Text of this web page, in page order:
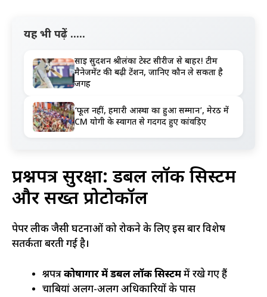
यह भी पढ़ें .....
साई सुदर्शन श्रीलंका टेस्ट सीरीज से बाहर! टीम
मैनेजमेंट की बढ़ी टेंशन, जानिए कौन ले सकता है
जगह
‘फूल नहीं, हमारी आस्था का हुआ सम्मान’, मेरठ में
CM योगी के स्वागत से गदगद हुए कांवड़िए
प्रश्नपत्र सुरक्षा: डबल लॉक सिस्टम
और सख्त प्रोटोकॉल
पेपर लीक जैसी घटनाओं को रोकने के लिए इस बार विशेष
सतर्कता बरती गई है।
प्रश्नपत्रकोषागार में डबल लॉक सिस्टममें रखे गए हैं
चाबियां अलग-अलग अधिकारियों के पास